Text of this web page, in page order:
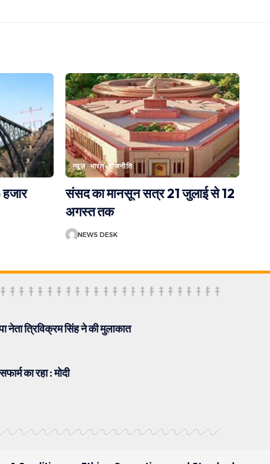
हजार
न्यूज़ भारत राजनीति
संसद का मानसून सत्र 21 जुलाई से 12
अगस्त तक
NEWS DESK
नेता त्रिविक्रम सिंह ने की मुलाकात
का रहा : मोदी